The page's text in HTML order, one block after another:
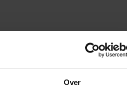
Over